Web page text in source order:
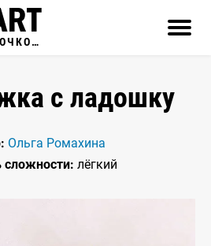
СХЕМЫ ВЯЗАНИЯ КРЮЧКОМ
с ладошку
Ольга Ромахина
сложности: лёгкий